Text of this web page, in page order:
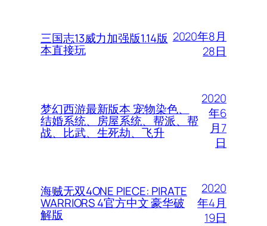
三国志13威力加强版1.14版
本直接玩
2020年8月
28日
梦幻西游最新版本 宠物染色、
结婚系统、房屋系统、帮派、帮
战、比武、生死劫、飞升
2020
年6
月7
日
海贼无双4ONE PIECE: PIRATE
WARRIORS 4官方中文 豪华破
解版
2020
年4月
19日